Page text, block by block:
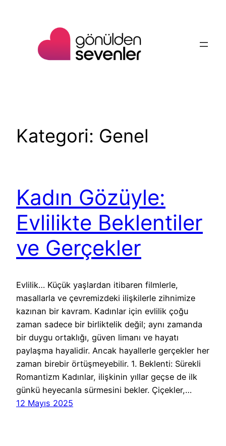
Kategori: Genel
Kadın Gözüyle:
Evlilikte Beklentiler
ve Gerçekler
Evlilik… Küçük yaşlardan itibaren filmlerle,
masallarla ve çevremizdeki ilişkilerle zihnimize
kazınan bir kavram. Kadınlar için evlilik çoğu
zaman sadece bir birliktelik değil; aynı zamanda
bir duygu ortaklığı, güven limanı ve hayatı
paylaşma hayalidir. Ancak hayallerle gerçekler her
zaman birebir örtüşmeyebilir. 1. Beklenti: Sürekli
Romantizm Kadınlar, ilişkinin yıllar geçse de ilk
günkü heyecanla sürmesini bekler. Çiçekler,…
12 Mayıs 2025